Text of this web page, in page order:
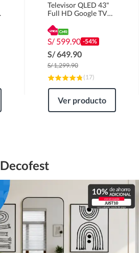
Televisor QLED 43"
Full HD Google TV
S/ 599.90 -54%
S/649.90
S/1,299.90
(17)
Ver producto
Decofest